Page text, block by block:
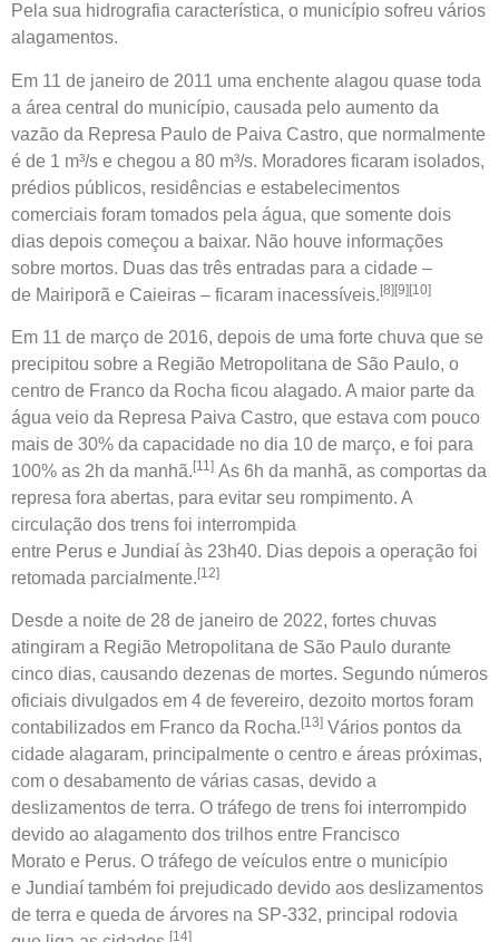
Pela sua hidrografia característica, o município sofreu vários
alagamentos.
Em 11 de janeiro de 2011 uma enchente alagou quase toda
a área central do município, causada pelo aumento da
vazão da Represa Paulo de Paiva Castro, que normalmente
é de 1 m³/s e chegou a 80 m³/s. Moradores ficaram isolados,
prédios públicos, residências e estabelecimentos
comerciais foram tomados pela água, que somente dois
dias depois começou a baixar. Não houve informações
sobre mortos. Duas das três entradas para a cidade –
de Mairiporã e Caieiras – ficaram inacessíveis.[8][9][10]
Em 11 de março de 2016, depois de uma forte chuva que se
precipitou sobre a Região Metropolitana de São Paulo, o
centro de Franco da Rocha ficou alagado. A maior parte da
água veio da Represa Paiva Castro, que estava com pouco
mais de 30% da capacidade no dia 10 de março, e foi para
100% as 2h da manhã. [11] As 6h da manhã, as comportas da
represa fora abertas, para evitar seu rompimento. A
circulação dos trens foi interrompida
entre Perus e Jundiaí às 23h40. Dias depois a operação foi
retomada parcialmente. [12]
Desde a noite de 28 de janeiro de 2022, fortes chuvas
atingiram a Região Metropolitana de São Paulo durante
cinco dias, causando dezenas de mortes. Segundo números
oficiais divulgados em 4 de fevereiro, dezoito mortos foram
contabilizados em Franco da Rocha. [13] Vários pontos da
cidade alagaram, principalmente o centro e áreas próximas,
com o desabamento de várias casas, devido a
deslizamentos de terra. O tráfego de trens foi interrompido
devido ao alagamento dos trilhos entre Francisco
Morato e Perus. O tráfego de veículos entre o município
e Jundiaí também foi prejudicado devido aos deslizamentos
de terra e queda de árvores na SP-332, principal rodovia
[14]